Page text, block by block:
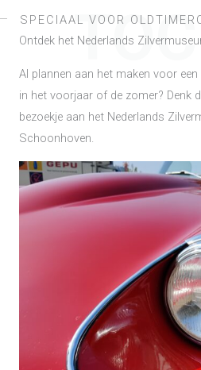
SPECIAAL VOOR
Ontdek het Nederlands
Al plannen aan het maken voor
in het voorjaar of de zomer? Denk
bezoekje aan het Nederlands
Schoonhoven.